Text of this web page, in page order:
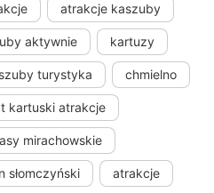
atrakcje kaszuby
aktywnie kartuzy
turystyka chmielno
kartuski atrakcje
mirachowskie
słomczyński atrakcje